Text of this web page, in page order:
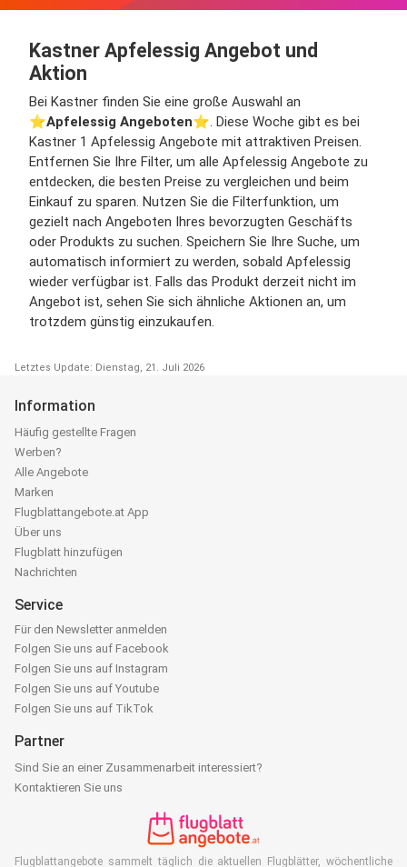
Kastner Apfelessig Angebot und
Aktion
Bei Kastner finden Sie eine große Auswahl an
⭐️Apfelessig Angeboten⭐️. Diese Woche gibt es bei
Kastner 1 Apfelessig Angebote mit attraktiven Preisen.
Entfernen Sie Ihre Filter, um alle Apfelessig Angebote zu
entdecken, die besten Preise zu vergleichen und beim
Einkauf zu sparen. Nutzen Sie die Filterfunktion, um
gezielt nach Angeboten Ihres bevorzugten Geschäfts
oder Produkts zu suchen. Speichern Sie Ihre Suche, um
automatisch informiert zu werden, sobald Apfelessig
wieder verfügbar ist. Falls das Produkt derzeit nicht im
Angebot ist, sehen Sie sich ähnliche Aktionen an, um
trotzdem günstig einzukaufen.
Letztes Update: Dienstag, 21. Juli 2026
Information
Häufig gestellte Fragen
Werben?
Alle Angebote
Marken
Flugblattangebote.at App
Über uns
Flugblatt hinzufügen
Nachrichten
Service
Für den Newsletter anmelden
Folgen Sie uns auf Facebook
Folgen Sie uns auf Instagram
Folgen Sie uns auf Youtube
Folgen Sie uns auf TikTok
Partner
Sind Sie an einer Zusammenarbeit interessiert?
Kontaktieren Sie uns
Flugblattangebote sammelt täglich die aktuellen Flugblätter, wöchentliche